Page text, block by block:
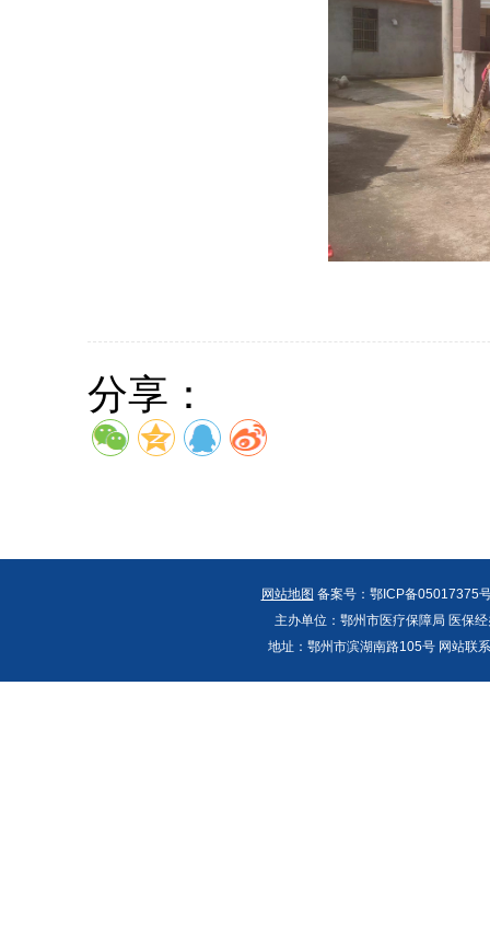
分享：
网站地图 备案号：鄂ICP备05017375
主办单位：鄂州市医疗保障局 医保
地址：鄂州市滨湖南路105号 网站